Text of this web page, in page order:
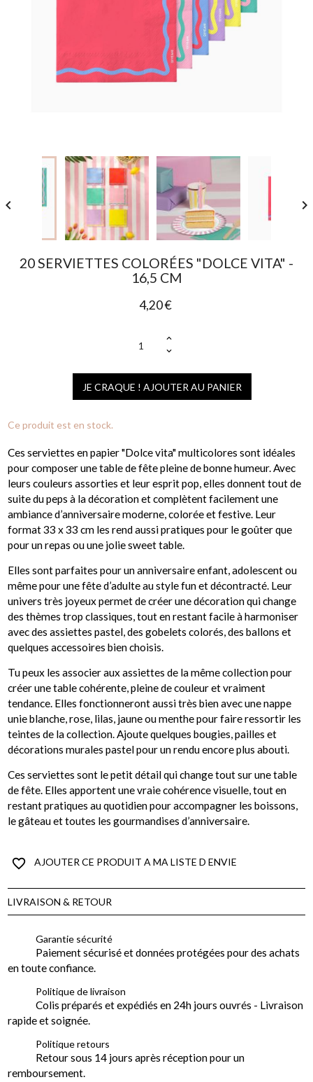
 
20 SERVIETTES COLORÉES "DOLCE VITA" -
16,5 CM
4,20 €
JE CRAQUE ! AJOUTER AU PANIER
Ce produit est en stock.
Ces serviettes en papier "Dolce vita" multicolores sont idéales
pour composer une table de fête pleine de bonne humeur. Avec
leurs couleurs assorties et leur esprit pop, elles donnent tout de
suite du peps à la décoration et complètent facilement une
ambiance d’anniversaire moderne, colorée et festive. Leur
format 33 x 33 cm les rend aussi pratiques pour le goûter que
pour un repas ou une jolie sweet table.
Elles sont parfaites pour un anniversaire enfant, adolescent ou
même pour une fête d’adulte au style fun et décontracté. Leur
univers très joyeux permet de créer une décoration qui change
des thèmes trop classiques, tout en restant facile à harmoniser
avec des assiettes pastel, des gobelets colorés, des ballons et
quelques accessoires bien choisis.
Tu peux les associer aux assiettes de la même collection pour
créer une table cohérente, pleine de couleur et vraiment
tendance. Elles fonctionneront aussi très bien avec une nappe
unie blanche, rose, lilas, jaune ou menthe pour faire ressortir les
teintes de la collection. Ajoute quelques bougies, pailles et
décorations murales pastel pour un rendu encore plus abouti.
Ces serviettes sont le petit détail qui change tout sur une table
de fête. Elles apportent une vraie cohérence visuelle, tout en
restant pratiques au quotidien pour accompagner les boissons,
le gâteau et toutes les gourmandises d’anniversaire.
favorite_border AJOUTER CE PRODUIT A MA LISTE D ENVIE
LIVRAISON & RETOUR
Garantie sécurité
Paiement sécurisé et données protégées pour des achats
en toute confiance.
Politique de livraison
Colis préparés et expédiés en 24h jours ouvrés - Livraison
rapide et soignée.
Politique retours
Retour sous 14 jours après réception pour un
remboursement.